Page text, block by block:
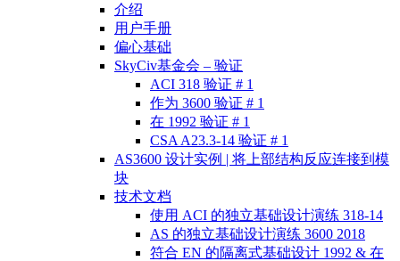
介绍
用户手册
偏心基础
SkyCiv基金会 – 验证
ACI 318 验证 # 1
作为 3600 验证 # 1
在 1992 验证 # 1
CSA A23.3-14 验证 # 1
AS3600 设计实例 | 将上部结构反应连接到模
块
技术文档
使用 ACI 的独立基础设计演练 318-14
AS 的独立基础设计演练 3600 2018
符合 EN 的隔离式基础设计 1992 & 在